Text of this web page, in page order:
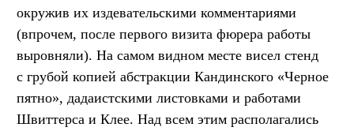
окружив их издевательскими комментариями
(впрочем, после первого визита фюрера работы
выровняли). На самом видном месте висел стенд
с грубой копией абстракции Кандинского «Черное
пятно», дадаистскими листовками и работами
Швиттерса и Клее. Над всем этим располагались